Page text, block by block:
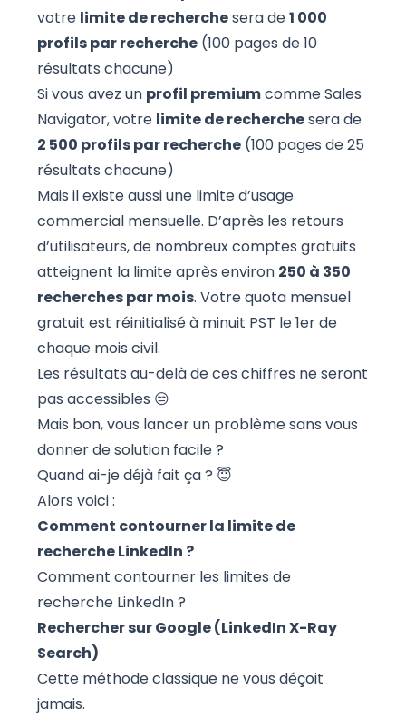
votre limite de recherchesera de1 000
profils par recherche (100 pages de 10
résultats chacune)
Si vous avez un profil premiumcomme Sales
Navigator, votre limite de recherchesera de
2 500 profils par recherche (100 pages de 25
résultats chacune)
Mais il existe aussi une limite d’usage
commercial mensuelle. D’après les retours
d’utilisateurs, de nombreux comptes gratuits
atteignent la limite après environ 250 à 350
recherches par mois. Votre quota mensuel
gratuit est réinitialisé à minuit PST le 1er de
chaque mois civil.
Les résultats au-delà de ces chiffres ne seront
pas accessibles 😒
Mais bon, vous lancer un problème sans vous
donner de solution facile ?
Quand ai-je déjà fait ça ? 😇
Alors voici :
Comment contourner la limite de
recherche LinkedIn ?
Comment contourner les limites de
recherche LinkedIn ?
Rechercher sur Google (LinkedIn X-Ray
Search)
Cette méthode classique ne vous déçoit
jamais.